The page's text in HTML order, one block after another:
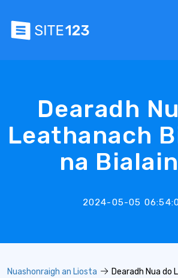
Dearadh
Leathanach
na
2024-05-05
Nuashonraigh an Liosta
Dearadh Nua do